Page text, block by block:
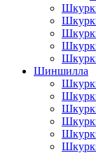
Шиншилла